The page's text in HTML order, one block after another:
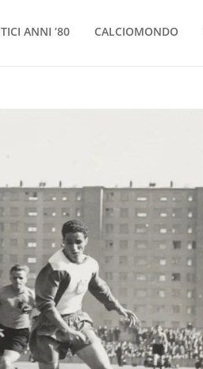
ANNI ’80 CALCIOMONDO